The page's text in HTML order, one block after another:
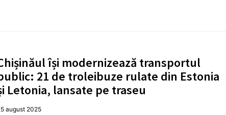
își modernizează transportul
21 de troleibuze rulate din Estonia
Letonia, lansate pe traseu
august 2025